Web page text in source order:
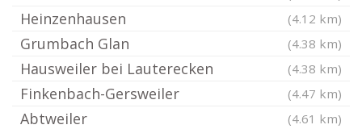
Heinzenhausen (4.12 km)
Grumbach Glan (4.38 km)
Hausweiler bei Lauterecken (4.38 km)
Finkenbach-Gersweiler (4.47 km)
Abtweiler (4.61 km)